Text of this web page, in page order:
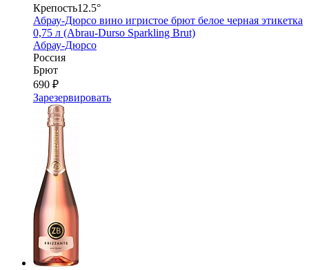
Крепость12.5°
Абрау-Дюрсо вино игристое брют белое черная этикетка
0,75 л (Abrau-Durso Sparkling Brut)
Абрау-Дюрсо
Россия
Брют
690 ₽
Зарезервировать